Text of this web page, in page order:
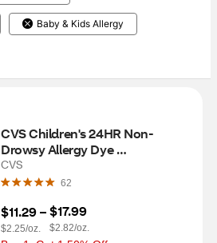
Baby & Kids Allergy
CVS Children's 24HR Non-
Drowsy Allergy Dye
FreeLoratadine Oral
Antihistamine, Grape, 8 OZ
CVS
62
$11.29 –
$2.25/oz.
$17.99
$2.82/oz.